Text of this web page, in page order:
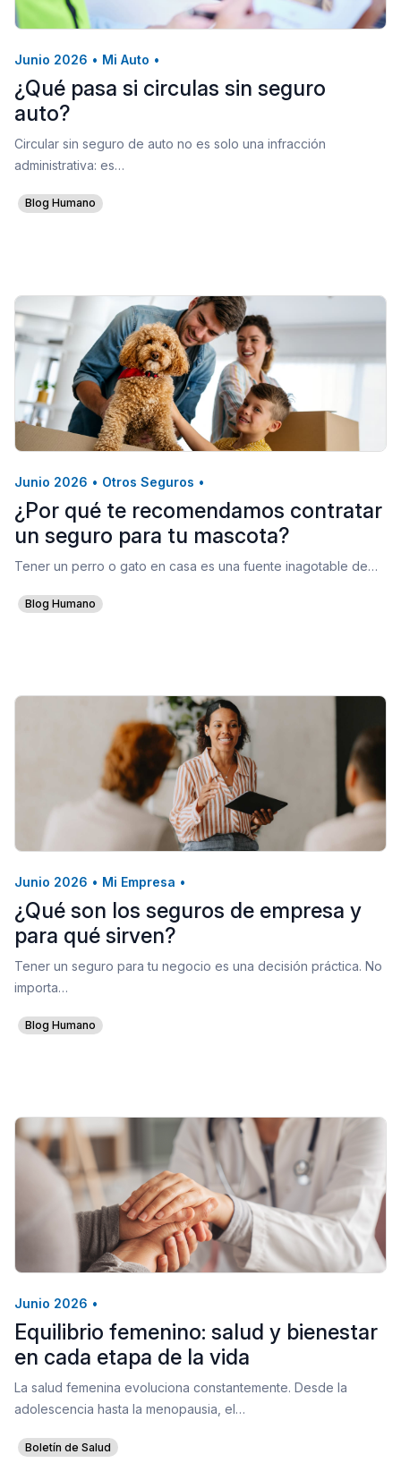
Junio 2026 • Mi Auto •
¿Qué pasa si circulas sin seguro
auto?
Circular sin seguro de auto no es solo una infracción
administrativa: es…
Blog Humano
Junio 2026 • Otros Seguros •
¿Por qué te recomendamos contratar
un seguro para tu mascota?
Tener un perro o gato en casa es una fuente inagotable de…
Blog Humano
Junio 2026 • Mi Empresa •
¿Qué son los seguros de empresa y
para qué sirven?
Tener un seguro para tu negocio es una decisión práctica. No
importa…
Blog Humano
Junio 2026 •
Equilibrio femenino: salud y bienestar
en cada etapa de la vida
La salud femenina evoluciona constantemente. Desde la
adolescencia hasta la menopausia, el…
Boletín de Salud